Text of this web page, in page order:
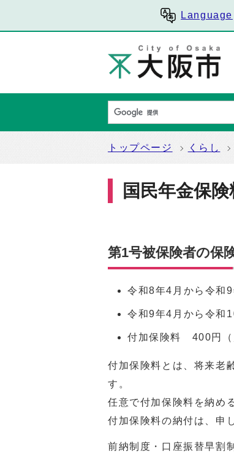
Language
トップページ くらし
国民年金保険
第1号被保険者の保
令和8年4月から令
令和9年4月から令和
付加保険料 400円（
付加保険料とは、将来老
す。
任意で付加保険料を納め
付加保険料の納付は、申
前納制度・口座振替早割